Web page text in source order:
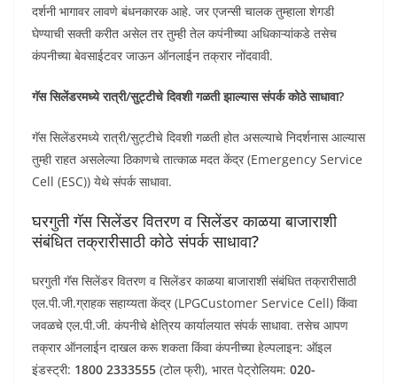
दर्शनी भागावर लावणे बंधनकारक आहे. जर एजन्सी चालक तुम्हाला शेगडी
घेण्याची सक्ती करीत असेल तर तुम्ही तेल कपंनीच्या अधिकाऱ्यांकडे तसेच
कंपनीच्या बेवसाईटवर जाऊन ऑनलाईन तक्रार नोंदवावी.
गॅस सिलेंडरमध्ये रात्री/सुट्टीचे दिवशी गळती झाल्यास संपर्क कोठे साधावा?
गॅस सिलेंडरमध्ये रात्री/सुट्टीचे दिवशी गळती होत असल्याचे निदर्शनास आल्यास
तुम्ही राहत असलेल्या ठिकाणचे तात्काळ मदत केंद्र (Emergency Service
Cell (ESC)) येथे संपर्क साधावा.
घरगुती गॅस सिलेंडर वितरण व सिलेंडर काळया बाजाराशी
संबंधित तक्रारीसाठी कोठे संपर्क साधावा?
घरगुती गॅस सिलेंडर वितरण व सिलेंडर काळया बाजाराशी संबंधित तक्रारीसाठी
एल.पी.जी.ग्राहक सहाय्यता केंद्र (LPGCustomer Service Cell) किंवा
जवळचे एल.पी.जी. कंपनीचे क्षेत्रिय कार्यालयात संपर्क साधावा. तसेच आपण
तक्रार ऑनलाईन दाखल करू शकता किंवा कंपनीच्या हेल्पलाइन: ऑइल
इंडस्ट्री: 1800 2333555 (टोल फ्री), भारत पेट्रोलियम: 020-